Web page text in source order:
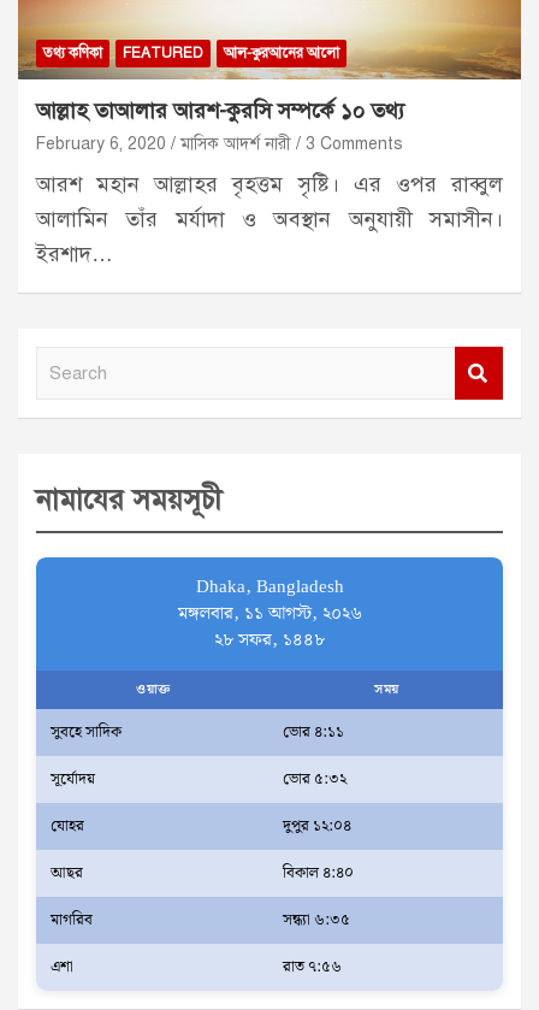
তথ্য কণিকা FEATURED আল-কুরআনের আলো
আল্লাহ তাআলার আরশ-কুরসি সম্পর্কে ১০ তথ্য
February 6, 2020 মাসিক আদর্শ নারী 3 Comments
আরশ মহান আল্লাহর বৃহত্তম সৃষ্টি। এর ওপর রাব্বুল
আলামিন তাঁর মর্যাদা ও অবস্থান অনুযায়ী সমাসীন।
ইরশাদ…
c
h
নামাযের সময়সূচী
Dhaka, Bangladesh
মঙ্গলবার, ১১ আগস্ট, ২০২৬
২৮ সফর, ১৪৪৮
ওয়াক্ত সময়
সুবহে সাদিক
ভোর ৪:১১
সূর্যোদয়
ভোর ৫:৩২
যোহর
দুপুর ১২:০৪
আছর
বিকাল ৪:৪০
মাগরিব
সন্ধ্যা ৬:৩৫
এশা
রাত ৭:৫৬